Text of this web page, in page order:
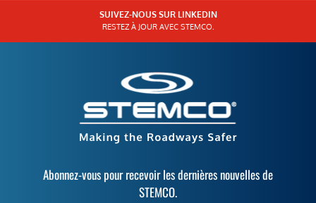
SUIVEZ-NOUS SUR LINKEDIN
RESTEZ À JOUR AVEC STEMCO.
Abonnez-vous pour recevoir les dernières nouvelles de
STEMCO.